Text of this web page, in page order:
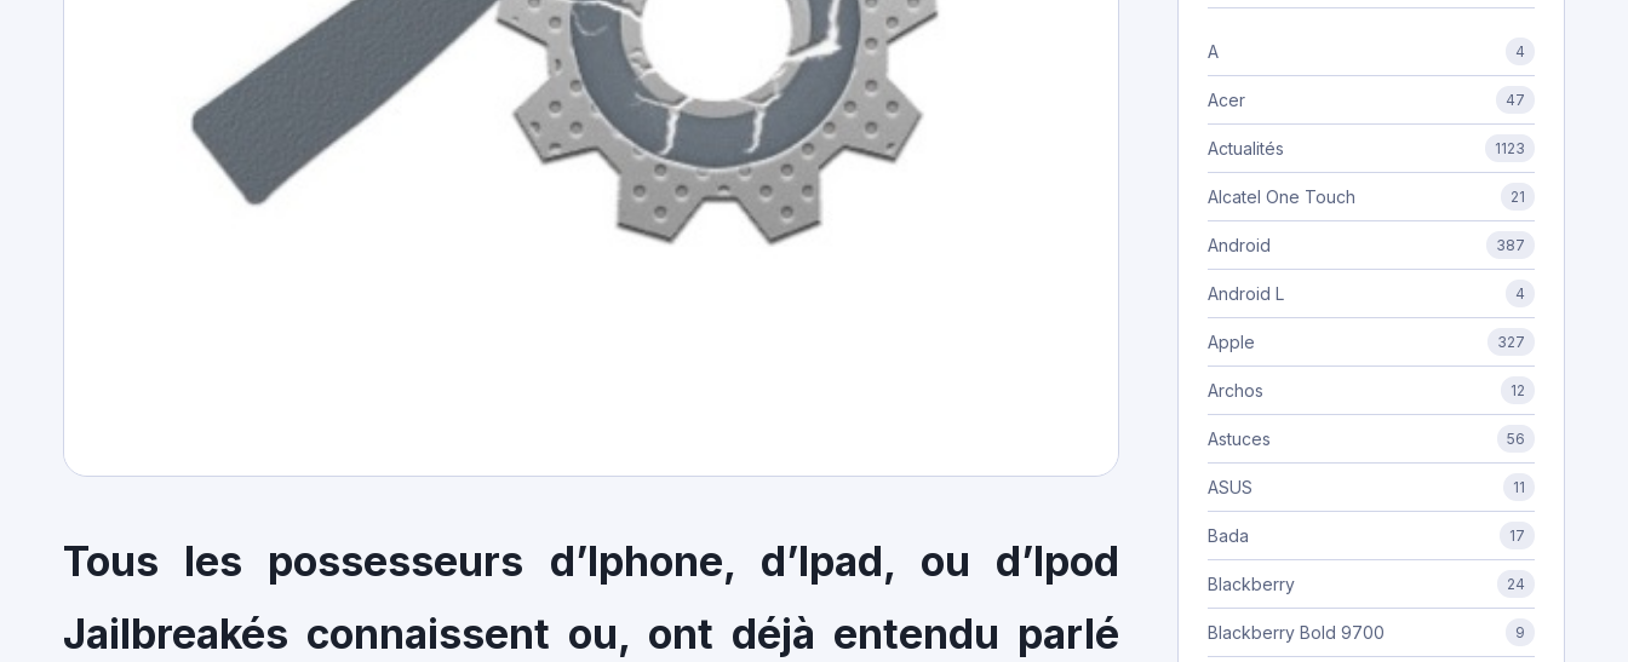
Tous les possesseurs d’Iphone, d’Ipad, ou d’Ipod
Jailbreakés connaissent ou, ont déjà entendu parlé
A 4
Acer 47
Actualités 1123
Alcatel One Touch 21
Android 387
Android L 4
Apple 327
Archos 12
Astuces 56
ASUS 11
Bada 17
Blackberry 24
Blackberry Bold 9700 9